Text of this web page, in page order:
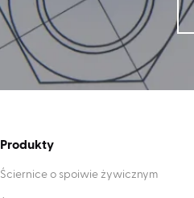
Produkty
Ściernice o spoiwie żywicznym